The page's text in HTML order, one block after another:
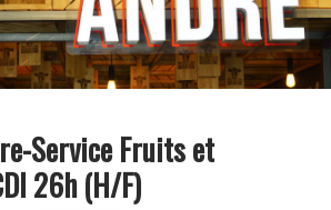
Service Fruits et
26h (H/F)